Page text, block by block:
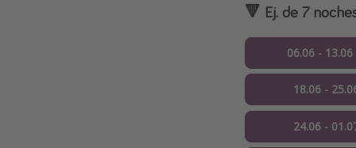
🔻 Ej. de 7
06.06 -
18.06 -
24.06 -